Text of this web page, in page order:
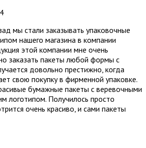
мы стали заказывать упаковочные
нашего магазина в компании
этой компании мне очень
заказать пакеты любой формы с
довольно престижно, когда
свою покупку в фирменной упаковке.
бумажные пакеты с веревочными
логотипом. Получилось просто
очень красиво, и сами пакеты